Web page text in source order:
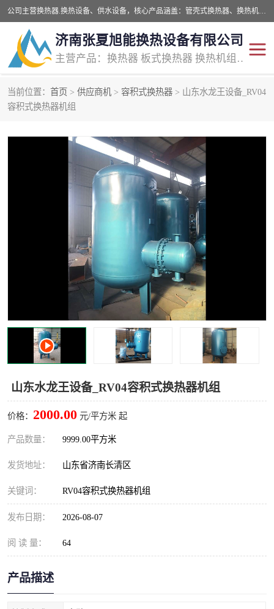
公司主营换热器.换热设备、供水设备，核心产品涵盖：管壳式换热器、换热机组、不锈钢组合式水箱、水处理设备等，提供非标设备集生产、销售、安装一体化服务，可满足全国酒店、学校、医院、商业综合体、工业项目等多场景换热与供水需求。
济南张夏旭能换热设备有限公司
主营产品：换热器 板式换热器 换热机组 供水设备 水处理设备
当前位置： 首页 > 供应商机 > 容积式换热器 > 山东水龙王设备_RV04
容积式换热器机组
山东水龙王设备_RV04容积式换热器机组
价格： 2000.00 元/平方米 起
产品数量： 9999.00平方米
发货地址： 山东省济南长清区
关键词： RV04容积式换热器机组
发布日期： 2026-08-07
阅 读 量： 64
产品描述
管壳式换热器
汽水换热机组 板式换热设备
板式换热机组 定压补水装置
水处理器设备
锅炉辅机设备
非标加工设备